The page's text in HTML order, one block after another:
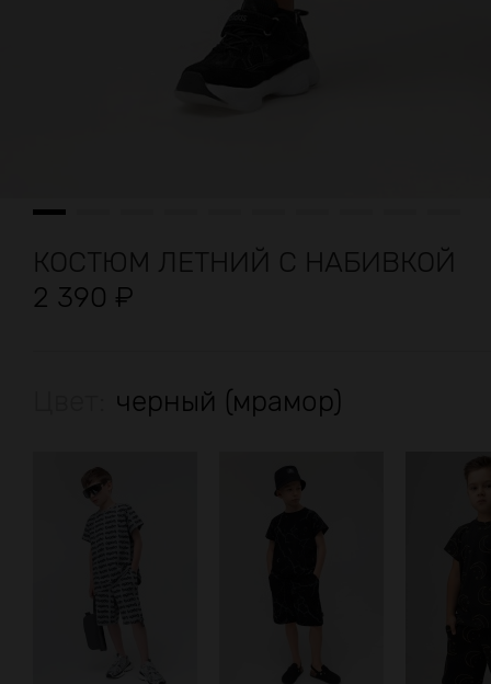
КОСТЮМ ЛЕТНИЙ С НАБИВКОЙ
2 390 ₽
черный (мрамор)